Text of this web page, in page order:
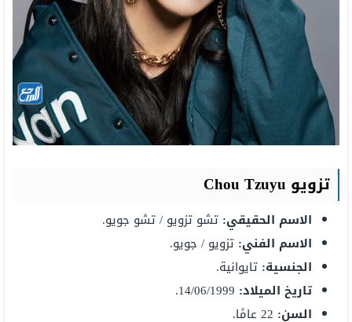
تزويو Chou Tzuyu
الاسم الحقيقي: تشو تزويو / تشو جويو.
الاسم الفني: تزويو / جويو.
الجنسية: تايوانية.
تاريخ الميلاد:
السن: 22 عامًا.